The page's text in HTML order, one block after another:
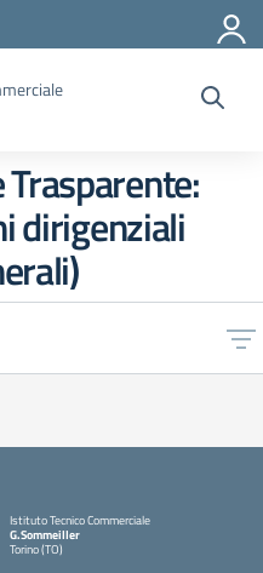
dirigenziali
Istituto Tecnico Commerciale
G.Sommeiller
Torino (TO)